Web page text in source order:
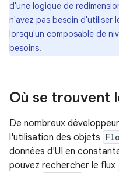
d'une logique de
n'avez pas besoin d'utiliser
lorsqu'un composable de
besoins.
Où se trouvent
De nombreux
l'utilisation des objets
données d'UI en
pouvez rechercher le flux